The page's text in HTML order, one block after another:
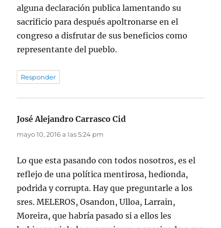
alguna declaración publica lamentando su
sacrificio para después apoltronarse en el
congreso a disfrutar de sus beneficios como
representante del pueblo.
Responder
José Alejandro Carrasco Cid
mayo 10, 2016 a las 5:24 pm
Lo que esta pasando con todos nosotros, es el
reflejo de una política mentirosa, hedionda,
podrida y corrupta. Hay que preguntarle a los
sres. MELEROS, Osandon, Ulloa, Larrain,
Moreira, que habría pasado si a ellos les